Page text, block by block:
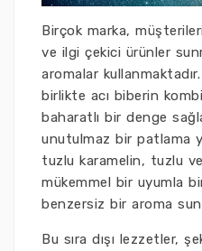
Birçok marka,
ve ilgi çekici ürünler
aromalar
birlikte acı biberin
baharatlı bir denge
unutulmaz bir patlama
tuzlu karamelin, tuzlu
mükemmel bir uyumla
benzersiz bir aroma
Bu sıra dışı lezzetler,